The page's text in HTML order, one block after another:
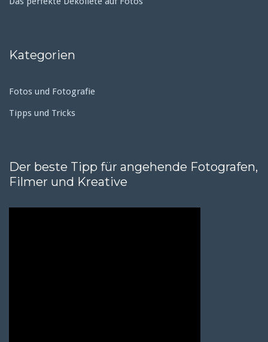
Kategorien
Fotos und Fotografie
Tipps und Tricks
Der beste Tipp für angehende Fotografen,
Filmer und Kreative